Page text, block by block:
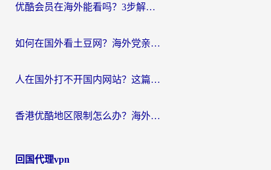
优酷会员在海外能看吗？3步解决海外追剧难题，附实测好用加速器推荐
如何在国外看土豆网？海外党亲测有效的追剧加速器选择指南
人在国外打不开国内网站？这篇攻略帮你无缝解锁国内资源（附交管12123使用技巧）
香港优酷地区限制怎么办？海外党亲测有效的追剧解决方案
回国代理vpn